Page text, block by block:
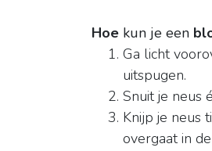
Hoe kun je een
Ga licht
uitspugen.
Snuit je neus
Knijp je neus
overgaat in